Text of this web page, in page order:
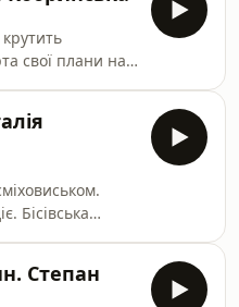
свої плани на
Бісівська
порятунок?
Степан